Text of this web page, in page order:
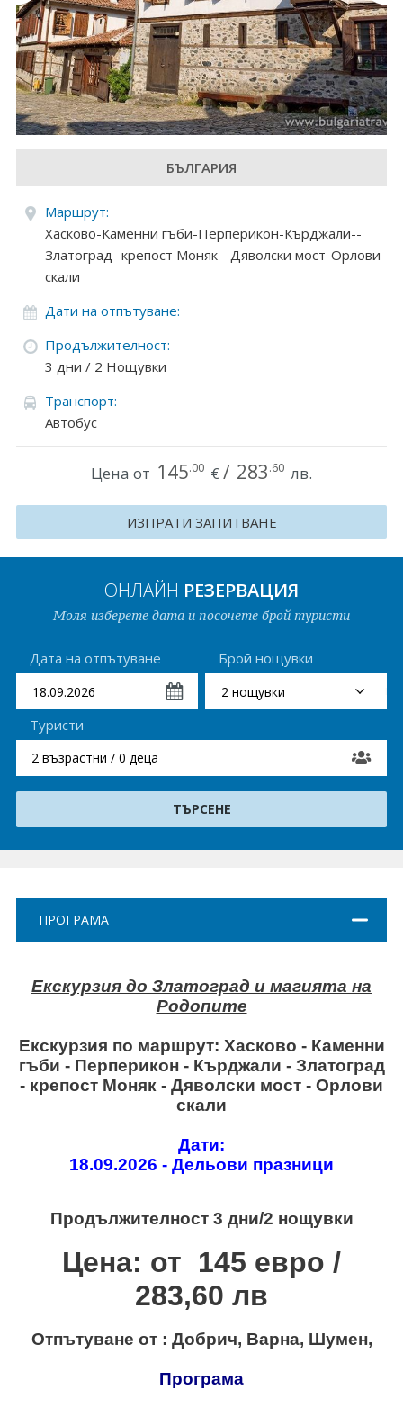
Круизи
Уикенд програми
ДЕСТИНАЦИИ
Египет
Чехия
Китай
Румъния
Хърватия
Австрия
Турция
Унгария
Испания
Франция
Празници в България
Нова година
Екзотични почивки
КРУИЗИ
ЕЗИКОВО УЧИЛИЩЕ
SUMMER ENGLISH TALENTS ACADEMY
ВХОД ЗА АГЕНТИ
БЪЛГАРИЯ
Маршрут:
Хасково-Каменни гъби-Перперикон-Кърджали--
Златоград- крепост Моняк - Дяволски мост-Орлови
скали
Дати на отпътуване:
Продължителност:
3 дни / 2 Нощувки
Транспорт:
Автобус
Цена от 145.00 €/ 283.60 лв.
ИЗПРАТИ ЗАПИТВАНЕ
ОНЛАЙН РЕЗЕРВАЦИЯ
Моля изберете дата и посочете брой туристи
Дата на отпътуване Брой нощувки
Туристи
2 възрастни / 0 деца
ПРОГРАМА
Екскурзия до Златоград и магията на
Родопите
Екскурзия по маршрут: Хасково - Каменни
гъби - Перперикон - Кърджали - Златоград
- крепост Моняк - Дяволски мост - Орлови
скали
Дати:
18.09.2026 - Дельови празници
Продължителност 3 дни/2 нощувки
Цена: от 145 евро /
283,60 лв
Отпътуване от : Добрич, Варна, Шумен,
Програма